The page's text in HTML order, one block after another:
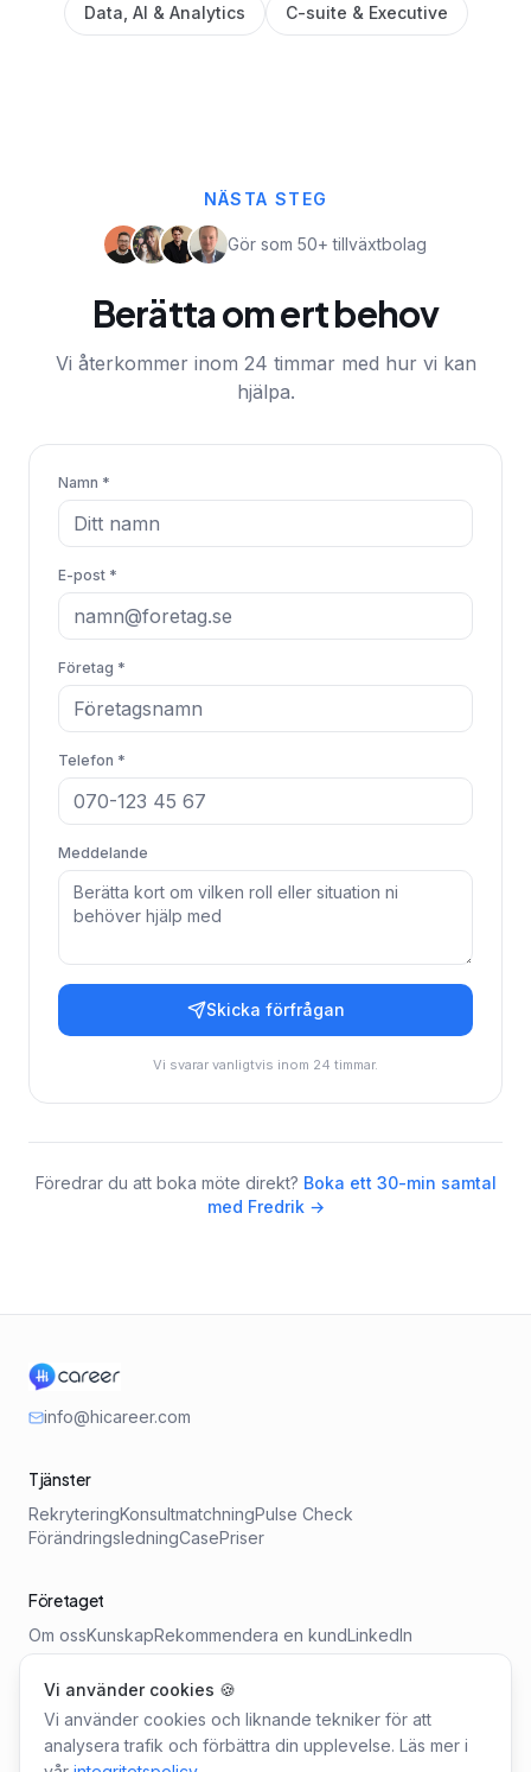
Data, AI & Analytics C-suite & Executive
NÄSTA STEG
Gör som 50+ tillväxtbolag
Berätta om ert behov
Vi återkommer inom 24 timmar med hur vi kan
hjälpa.
Namn *
E-post *
Företag *
Telefon *
Meddelande
Skicka förfrågan
Vi svarar vanligtvis inom 24 timmar.
Föredrar du att boka möte direkt? Boka ett 30-min samtal
med Fredrik →
info@hicareer.com
Tjänster
RekryteringKonsultmatchningPulse Check
FörändringsledningCasePriser
Företaget
Om ossKunskapRekommendera en kundLinkedIn
Verktyg
LönebarometernKravprofil-generatorLedarskapskollen
Vi använder cookies 🍪
Vi använder cookies och liknande tekniker för att
analysera trafik och förbättra din upplevelse. Läs mer i